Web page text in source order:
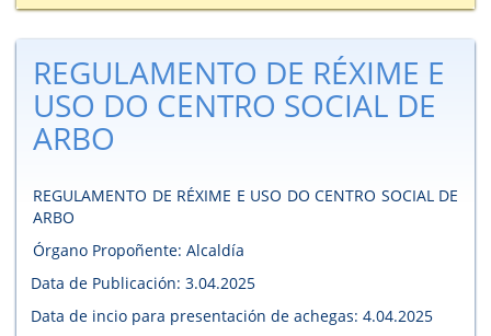
REGULAMENTO DE RÉXIME E
USO DO CENTRO SOCIAL DE
ARBO
REGULAMENTO DE RÉXIME E USO DO CENTRO SOCIAL DE
ARBO
Órgano Propoñente: Alcaldía
Data de Publicación: 3.04.2025
Data de incio para presentación de achegas: 4.04.2025